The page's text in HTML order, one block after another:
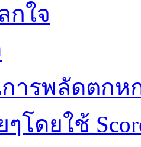
กใจ
ารพลัดตกห
โดยใช้